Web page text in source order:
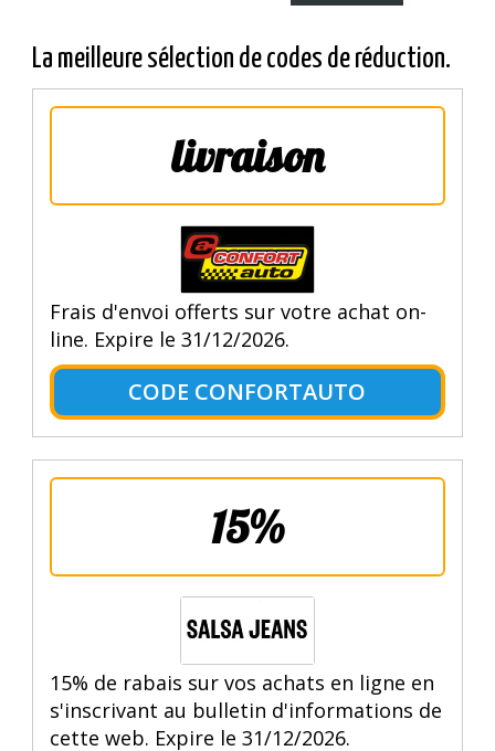
La meilleure sélection de codes de réduction.
livraison
Frais d'envoi offerts sur votre achat on-
line. Expire le 31/12/2026.
CODE CONFORTAUTO
15%
15% de rabais sur vos achats en ligne en
s'inscrivant au bulletin d'informations de
cette web. Expire le 31/12/2026.